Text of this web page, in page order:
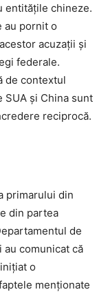
entitățile chineze.
au pornit o
acuzații și
federale.
de contextul
și China sunt
reciprocă.
primarului din
din partea
de
comunicat că
o
menționate